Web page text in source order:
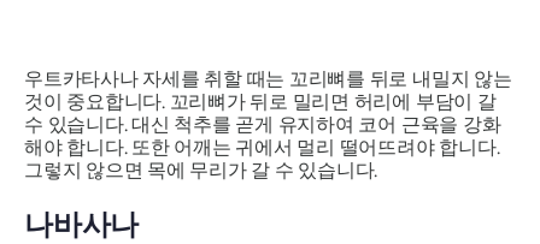
우트카타사나 자세를 취할 때는 꼬리뼈를 뒤로 내밀지 않는
것이 중요합니다. 꼬리뼈가 뒤로 밀리면 허리에 부담이 갈
수 있습니다. 대신 척추를 곧게 유지하여 코어 근육을 강화
해야 합니다. 또한 어깨는 귀에서 멀리 떨어뜨려야 합니다.
그렇지 않으면 목에 무리가 갈 수 있습니다.
나바사나